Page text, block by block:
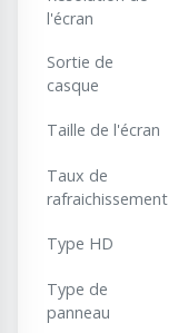
l'écran
Sortie de
casque
Taille de l'écran
Taux de
rafraichissement
Type HD
Type de
panneau